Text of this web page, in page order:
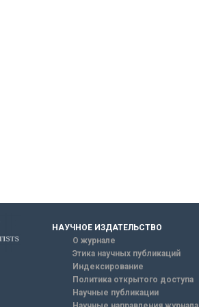
НАУЧНОЕ ИЗДАТЕЛЬСТВО
О журнале
Этика научных публикаций
Индексирование
Политика открытого доступа
Научные публикации